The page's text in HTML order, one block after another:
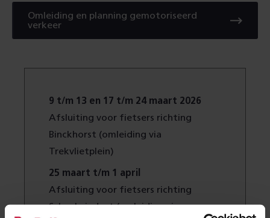
Omleiding en planning gemotoriseerd
verkeerPDF
9 t/m 13 en 17 t/m 24 maart 2026
Afsluiting voor fietsers richting
Binckhorst (omleiding via
Trekvlietplein)
25 maart t/m 1 april
Afsluiting voor fietsers richting
Schenkviaduct (omleiding via